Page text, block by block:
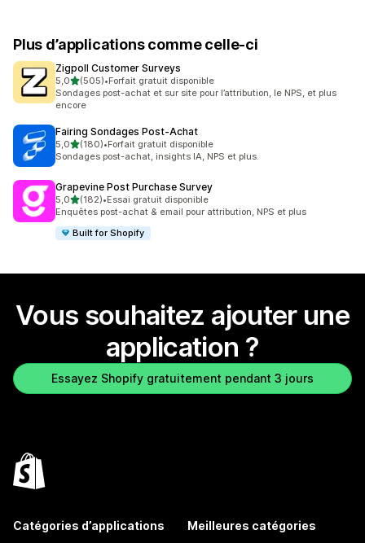
Plus d’applications comme celle-ci
Zigpoll Customer Surveys
5,0étoile(s) sur 5
(505)
505 avis au total
•Forfait gratuit disponible
Sondages post-achat et sur site pour l’attribution, le NPS, et plus
encore
Fairing Sondages Post‑Achat
5,0étoile(s) sur 5
(180)
180 avis au total
•Forfait gratuit disponible
Sondages post-achat, insights IA, NPS et plus.
Grapevine Post Purchase Survey
5,0étoile(s) sur 5
(182)
182 avis au total
•Essai gratuit disponible
Enquêtes post-achat & email pour attribution, NPS et plus
Built for Shopify
Vous souhaitez ajouter une
application ?
Essayez Shopify gratuitement pendant 3 jours
Catégories d’applications Meilleures catégories